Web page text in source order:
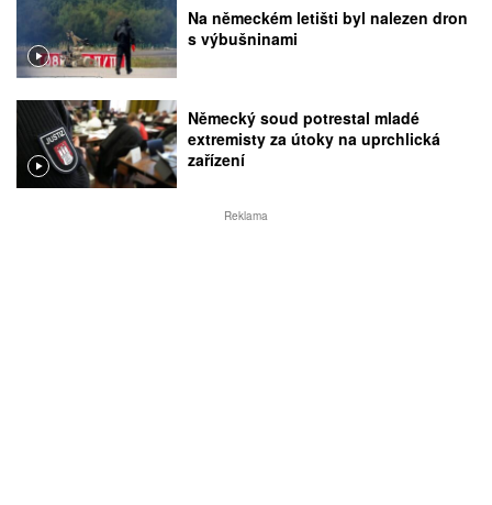
Na německém letišti byl nalezen dron
s výbušninami
Německý soud potrestal mladé
extremisty za útoky na uprchlická
zařízení
Reklama